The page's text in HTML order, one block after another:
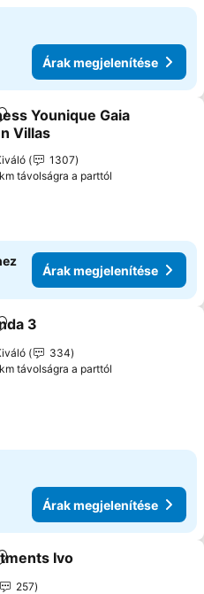
Árak megjelenítése
a kedvencekhez
Younique Gaia
Villas
1307
távolságra a parttól
Árak megjelenítése
a kedvencekhez
3
334
távolságra a parttól
Árak megjelenítése
a kedvencekhez
Ivo
257